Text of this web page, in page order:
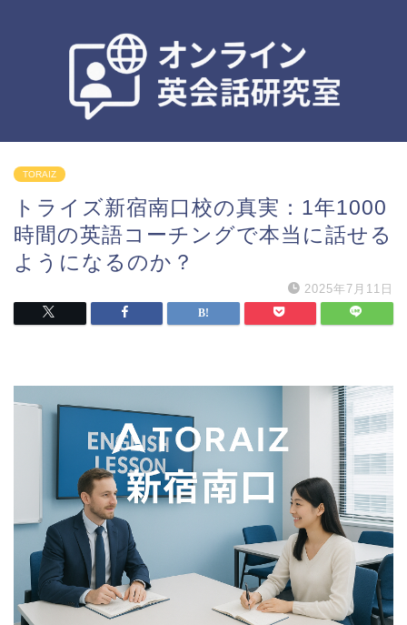
TORAIZ
トライズ新宿南口校の真実：1年1000
時間の英語コーチングで本当に話せる
ようになるのか？
2025年7月11日